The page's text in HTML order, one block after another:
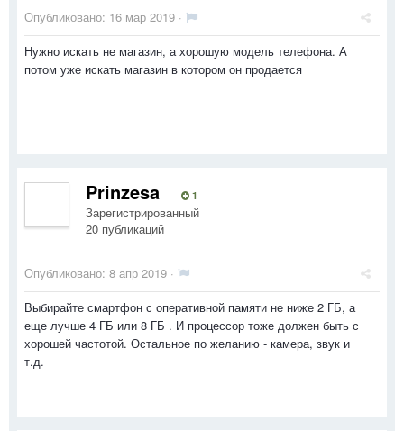
Опубликовано: 16 мар 2019 ·
Нужно искать не магазин, а хорошую модель телефона. А
потом уже искать магазин в котором он продается
Prinzesa 1
Зарегистрированный
20 публикаций
Опубликовано: 8 апр 2019 ·
Выбирайте смартфон с оперативной памяти не ниже 2 ГБ, а
еще лучше 4 ГБ или 8 ГБ . И процессор тоже должен быть с
хорошей частотой. Остальное по желанию - камера, звук и
т.д.